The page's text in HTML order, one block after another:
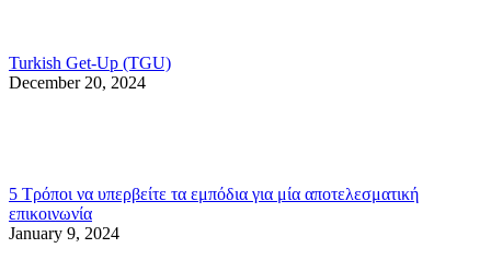
Turkish Get-Up (TGU)
December 20, 2024
5 Τρόποι να υπερβείτε τα εμπόδια για μία αποτελεσματική
επικοινωνία
January 9, 2024